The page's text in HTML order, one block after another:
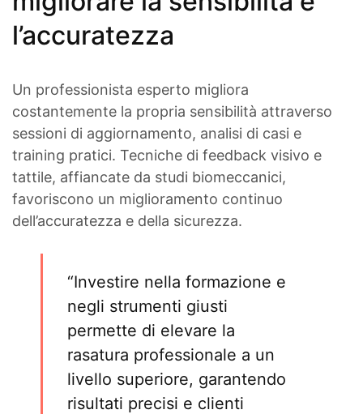
l’accuratezza
Un professionista esperto migliora
costantemente la propria sensibilità attraverso
sessioni di aggiornamento, analisi di casi e
training pratici. Tecniche di feedback visivo e
tattile, affiancate da studi biomeccanici,
favoriscono un miglioramento continuo
dell’accuratezza e della sicurezza.
“Investire nella formazione e
negli strumenti giusti
permette di elevare la
rasatura professionale a un
livello superiore, garantendo
risultati precisi e clienti